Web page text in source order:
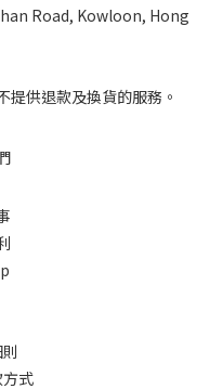
Road, Kowloon, Hong
提供退款及換貨的服務。
式